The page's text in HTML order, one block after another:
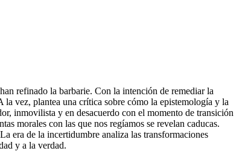
refinado la barbarie. Con la intención de remediar la
vez, plantea una crítica sobre cómo la epistemología y la
inmovilista y en desacuerdo con el momento de transición
morales con las que nos regíamos se revelan caducas.
era de la incertidumbre analiza las transformaciones
y a la verdad.